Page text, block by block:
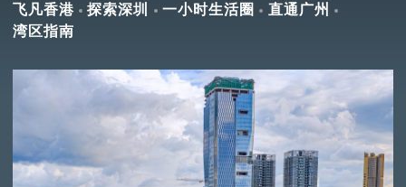
飞凡香港 探索深圳 一小时生活圈
直通广州
湾区指南